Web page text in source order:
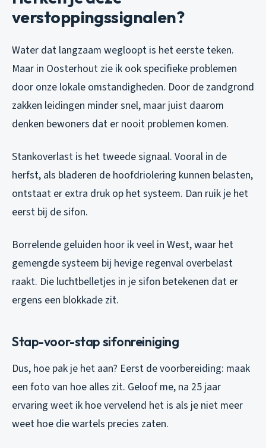
verstoppingssignalen?
Water dat langzaam wegloopt is het eerste teken.
Maar in Oosterhout zie ik ook specifieke problemen
door onze lokale omstandigheden. Door de zandgrond
zakken leidingen minder snel, maar juist daarom
denken bewoners dat er nooit problemen komen.
Stankoverlast is het tweede signaal. Vooral in de
herfst, als bladeren de hoofdriolering kunnen belasten,
ontstaat er extra druk op het systeem. Dan ruik je het
eerst bij de sifon.
Borrelende geluiden hoor ik veel in West, waar het
gemengde systeem bij hevige regenval overbelast
raakt. Die luchtbelletjes in je sifon betekenen dat er
ergens een blokkade zit.
Stap-voor-stap sifonreiniging
Dus, hoe pak je het aan? Eerst de voorbereiding: maak
een foto van hoe alles zit. Geloof me, na 25 jaar
ervaring weet ik hoe vervelend het is als je niet meer
weet hoe die wartels precies zaten.